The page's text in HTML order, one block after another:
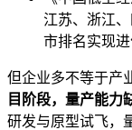
江苏、浙江
市排名实现进
但企业多不等于产
目阶段，量产能力
研发与原型试飞，